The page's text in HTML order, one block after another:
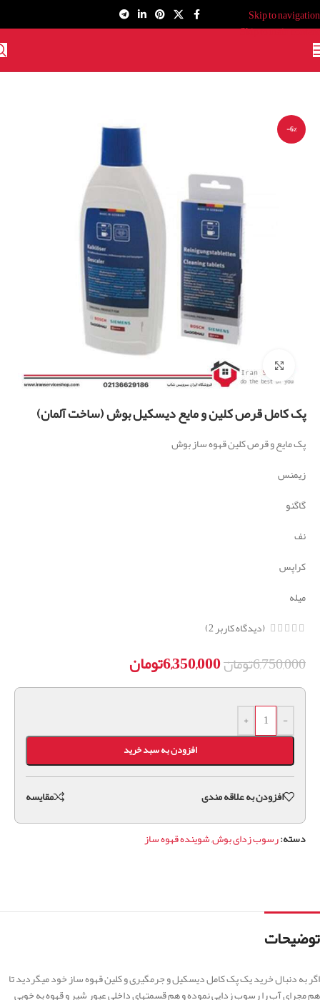
Skip to navigation
Skip to main content
-6%
برای بزرگنمایی کلیک کنید
پک کامل قرص کلین و مایع دیسکیل بوش (ساخت آلمان)
پک مایع و قرص کلین قهوه ساز بوش
زیمنس
گاگنو
نف
کراپس
میله
(دیدگاه کاربر2
)
6,750,000تومان6,350,000تومان
-
+
افزودن به سبد خرید
افزودن به علاقه مندی مقايسه
دسته:رسوب زدای بوش,شوینده قهوه ساز
توضیحات
اگر به دنبال خرید یک پک کامل دیسکیل و جرمگیری و کلین قهوه ساز خود میگردید تا
هم مجرای آب را رسوب زدایی نموده و هم قسمتهای داخلی عبور شیر و قهوه به خوبی